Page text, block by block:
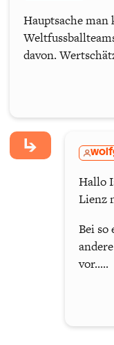
Hauptsache
davon.
Hallo
Lienz
Bei so
vor.....